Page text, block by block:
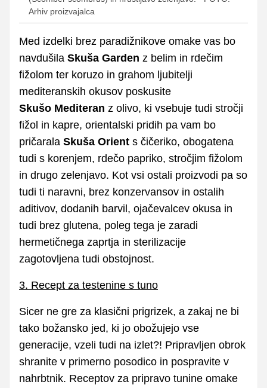
Arhiv proizvajalca
Med izdelki brez paradižnikove omake vas bo
navdušila Skuša Garden z belim in rdečim
fižolom ter koruzo in grahom ljubitelji
mediteranskih okusov poskusite
Skušo Mediteran z olivo, ki vsebuje tudi stročji
fižol in kapre, orientalski pridih pa vam bo
pričarala Skuša Orient s čičeriko, obogatena
tudi s korenjem, rdečo papriko, stročjim fižolom
in drugo zelenjavo. Kot vsi ostali proizvodi pa so
tudi ti naravni, brez konzervansov in ostalih
aditivov, dodanih barvil, ojačevalcev okusa in
tudi brez glutena, poleg tega je zaradi
hermetičnega zaprtja in sterilizacije
zagotovljena tudi obstojnost.
3. Recept za testenine s tuno
Sicer ne gre za klasični prigrizek, a zakaj ne bi
tako božansko jed, ki jo obožujejo vse
generacije, vzeli tudi na izlet?! Pripravljen obrok
shranite v primerno posodico in pospravite v
nahrbtnik. Receptov za pripravo tunine omake